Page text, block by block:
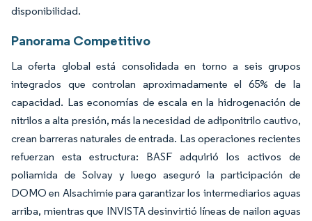
disponibilidad.
Panorama Competitivo
La oferta global está consolidada en torno a seis grupos
integrados que controlan aproximadamente el 65% de la
capacidad. Las economías de escala en la hidrogenación de
nitrilos a alta presión, más la necesidad de adiponitrilo cautivo,
crean barreras naturales de entrada. Las operaciones recientes
refuerzan esta estructura: BASF adquirió los activos de
poliamida de Solvay y luego aseguró la participación de
DOMO en Alsachimie para garantizar los intermediarios aguas
arriba, mientras que INVISTA desinvirtió líneas de nailon aguas